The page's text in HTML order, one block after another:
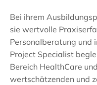
Bei ihrem
sie wertvolle
Personalberatung und
Project Specialist
Bereich HealthCare
wertschätzenden und